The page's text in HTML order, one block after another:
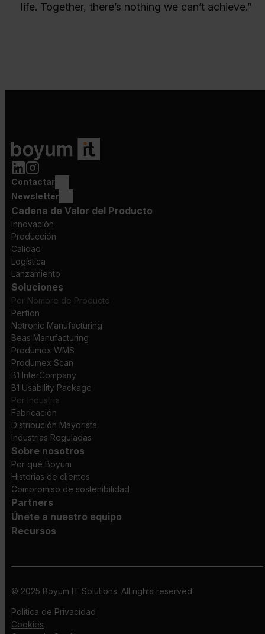
life. Together, there’s nothing we can’t achieve.”
Contactar
Newsletter
Cadena de Valor del Producto
Innovación
Producción
Calidad
Logística
Lanzamiento
Soluciones
Por Nombre de Producto
Perfion
Netronic Manufacturing
Beas Manufacturing
Produmex WMS
Produmex Scan
B1 InterCompany
B1 Usability Package
Por Industria
Fabricación
Distribución Mayorista
Industrias Reguladas
Sobre nosotros
Por qué Boyum
Historias de clientes
Compromiso de sostenibilidad
Partners
Únete a nuestro equipo
Recursos
© 2025 Boyum IT Solutions. All rights reserved
Politica de Privacidad
Cookies